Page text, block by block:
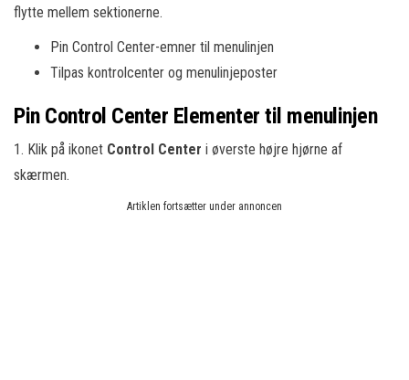
flytte mellem sektionerne.
Pin Control Center-emner til menulinjen
Tilpas kontrolcenter og menulinjeposter
Pin Control Center Elementer til menulinjen
1. Klik på ikonet Control Center i øverste højre hjørne af
skærmen.
Artiklen fortsætter under annoncen